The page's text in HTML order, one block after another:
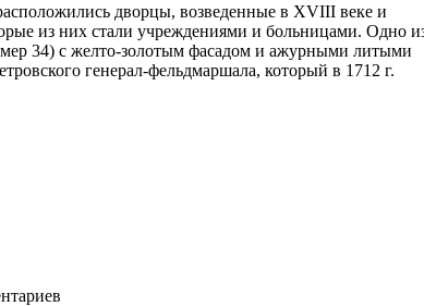
дворцы, возведенные в XVIII веке и
из них стали учреждениями и больницами. Одно
34) с желто-золотым фасадом и ажурными литыми
генерал-фельдмаршала, который в 1712 г.